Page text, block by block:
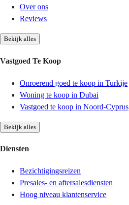
Over ons
Reviews
Bekijk alles
Vastgoed Te Koop
Onroerend goed te koop in Turkije
Woning te koop in Dubai
Vastgoed te koop in Noord-Cyprus
Bekijk alles
Diensten
Bezichtigingsreizen
Presales- en aftersalesdiensten
Hoog niveau klantenservice